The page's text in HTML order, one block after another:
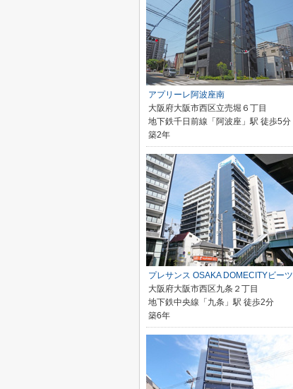
アプリーレ阿波座南
大阪府大阪市西区立売堀６丁目
地下鉄千日前線「阿波座」駅 徒歩5分
築2年
プレサンス OSAKA DOMECITYビーツ
大阪府大阪市西区九条２丁目
地下鉄中央線「九条」駅 徒歩2分
築6年